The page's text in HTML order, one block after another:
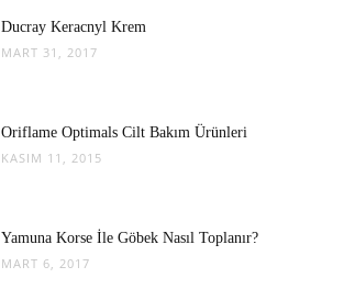
Ducray Keracnyl Krem
MART 31, 2017
Oriflame Optimals Cilt Bakım Ürünleri
KASIM 11, 2015
Yamuna Korse İle Göbek Nasıl Toplanır?
MART 6, 2017